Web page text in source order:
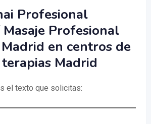
Profesional
Masaje Profesional
en centros de
Madrid
el texto que solicitas: